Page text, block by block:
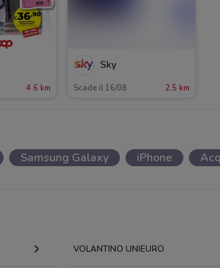
4.6 km
Sky
Scade il 16/08 2.5 km
Samsung Galaxy iPhone
VOLANTINO UNIEURO